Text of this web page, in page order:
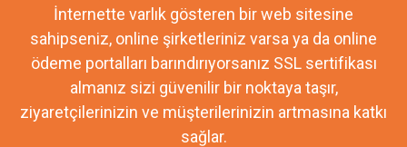
İnternette varlık gösteren bir web sitesine
sahipseniz, online şirketleriniz varsa ya da online
ödeme portalları barındırıyorsanız SSL sertifikası
almanız sizi güvenilir bir noktaya taşır,
ziyaretçilerinizin ve müşterilerinizin artmasına katkı
sağlar.